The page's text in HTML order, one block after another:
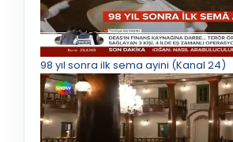
98 yıl sonra ilk sema ayini (Kanal 24)